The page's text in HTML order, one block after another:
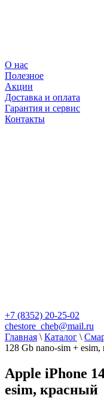
О нас
Полезное
Акции
Доставка и оплата
Гарантия и сервис
Контакты
+7 (8352) 20-25-02
chestore_cheb@mail.ru
Главная \ Каталог \
128 Gb nano-sim + esim,
Apple iPhone
esim, красный